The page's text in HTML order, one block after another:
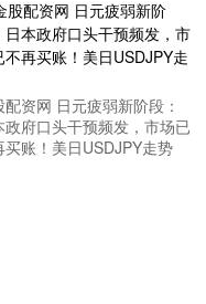
配资网 日元疲弱新阶段：
政府口头干预频发，市场已
买账！美日USDJPY走势